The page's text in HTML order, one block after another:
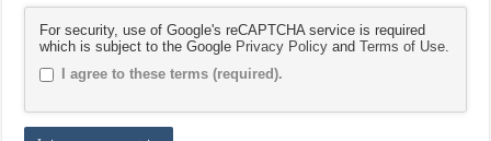
For security, use of Google's reCAPTCHA service is required
which is subject to the Google Privacy Policy andTerms of Use.
I agree to these terms (required).